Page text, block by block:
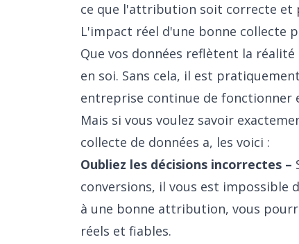
ce que l'attribution soit correcte et
L'impact réel d'une bonne collecte
Que vos données reflètent la
en soi. Sans cela, il est
entreprise continue de fonctionner
Mais si vous voulez savoir
collecte de données a, les voici :
Oubliez les décisions incorrectes –
conversions, il vous est impossible
à une bonne attribution, vous
réels et fiables.